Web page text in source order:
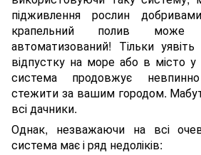
підживлення рослин
крапельний полив може
автоматизований! Тільки
відпустку на море або в місто
система продовжує
стежити за вашим городом.
всі дачники.
Однак, незважаючи на всі
система має і ряд недоліків: